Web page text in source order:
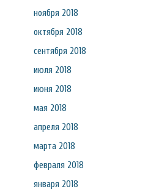
ноября 2018
октября 2018
сентября 2018
июля 2018
июня 2018
мая 2018
апреля 2018
марта 2018
февраля 2018
января 2018